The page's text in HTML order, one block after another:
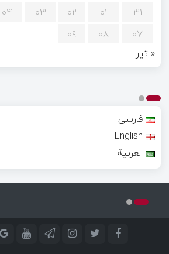
۳۱
۰۱ ۰۲ ۰۳ ۰۴
۰۷
۰۸
۰۹
« تیر
فارسی
English
العربية